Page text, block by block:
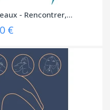
- Rencontrer,...
€